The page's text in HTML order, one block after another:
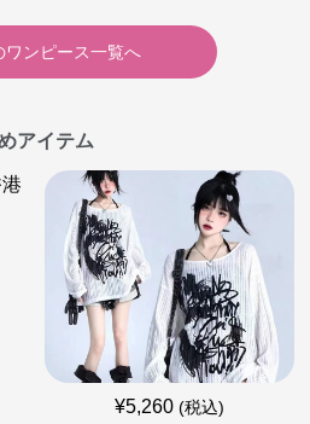
ワンピース一覧へ
アイテム
¥5,260 (税込)